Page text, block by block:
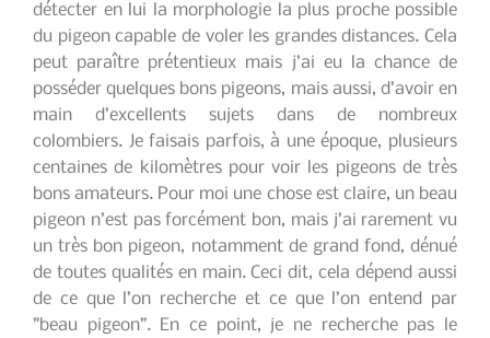
détecter en lui la morphologie la plus proche possible
du pigeon capable de voler les grandes distances. Cela
peut paraître prétentieux mais j’ai eu la chance de
posséder quelques bons pigeons, mais aussi, d’avoir en
main d’excellents sujets dans de nombreux
colombiers. Je faisais parfois, à une époque, plusieurs
centaines de kilomètres pour voir les pigeons de très
bons amateurs. Pour moi une chose est claire, un beau
pigeon n’est pas forcément bon, mais j’ai rarement vu
un très bon pigeon, notamment de grand fond, dénué
de toutes qualités en main. Ceci dit, cela dépend aussi
de ce que l’on recherche et ce que l’on entend par
”beau pigeon”. En ce point, je ne recherche pas le